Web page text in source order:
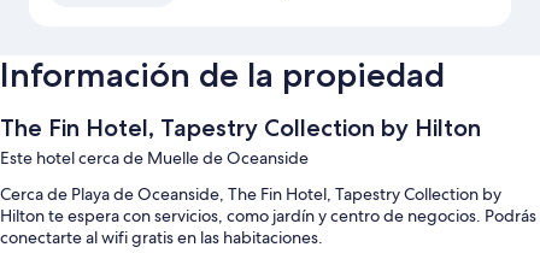
Información de la propiedad
The Fin Hotel, Tapestry Collection by Hilton
Este hotel cerca de Muelle de Oceanside
Cerca de Playa de Oceanside, The Fin Hotel, Tapestry Collection by
Hilton te espera con servicios, como jardín y centro de negocios. Podrás
conectarte al wifi gratis en las habitaciones.